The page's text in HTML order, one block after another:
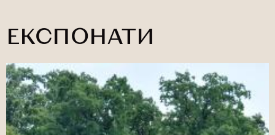
ЕКСПОНАТИ